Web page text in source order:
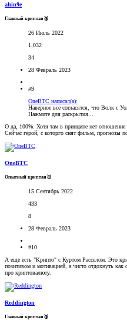
ahin9e
Главный криптан🥈
26 Июль 2022
1,032
34
28 Февраль 2023
#9
OneBTC написал(а):
Наверное все согласятся, что Волк с
Нажмите для раскрытия...
О да, 100%. Хотя там в принципе нет отношения
Сейчас герой, с которго снят фильм, прогнозы
OneBTC
Опытный криптан🥇
15 Сентябрь 2022
433
8
28 Февраль 2023
#10
А еще есть "Крипто" с Куртом Расселом. Это
позитивом и мотивацией, а чисто отдохнуть
про криптовалюту.
Reddington
Главный криптан🥉